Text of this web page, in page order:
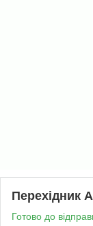
Перехідник
Готово до